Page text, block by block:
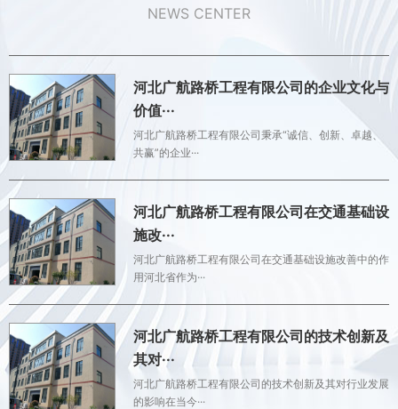
NEWS CENTER
河北广航路桥工程有限公司的企业文化与
价值···
河北广航路桥工程有限公司秉承“诚信、创新、卓越、
共赢”的企业···
河北广航路桥工程有限公司在交通基础设
施改···
河北广航路桥工程有限公司在交通基础设施改善中的作
用河北省作为···
河北广航路桥工程有限公司的技术创新及
其对···
河北广航路桥工程有限公司的技术创新及其对行业发展
的影响在当今···